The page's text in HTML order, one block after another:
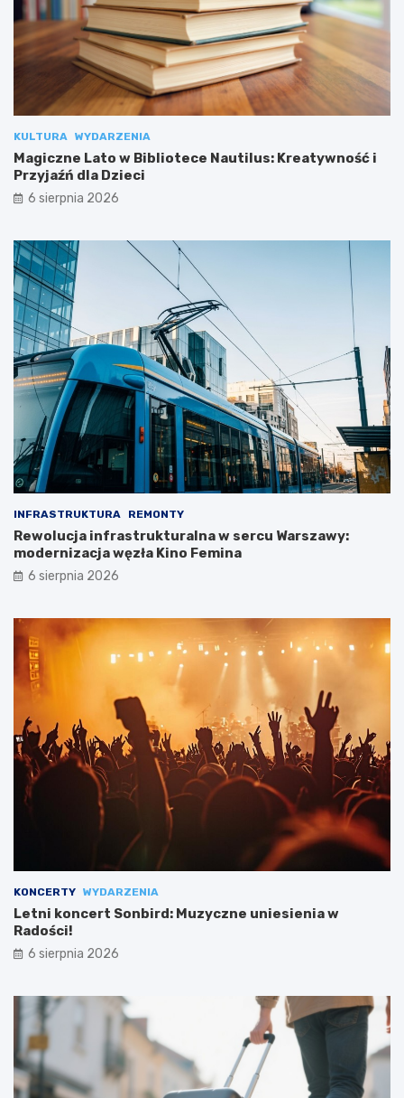
KULTURA WYDARZENIA
Magiczne Lato w Bibliotece Nautilus: Kreatywność i
Przyjaźń dla Dzieci
6 sierpnia 2026
INFRASTRUKTURA REMONTY
Rewolucja infrastrukturalna w sercu Warszawy:
modernizacja węzła Kino Femina
6 sierpnia 2026
KONCERTY WYDARZENIA
Letni koncert Sonbird: Muzyczne uniesienia w
Radości!
6 sierpnia 2026